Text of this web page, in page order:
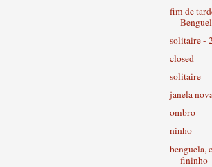
fim de
solitaire -
closed
solitaire
janela
ombro
ninho
benguela,
fininho